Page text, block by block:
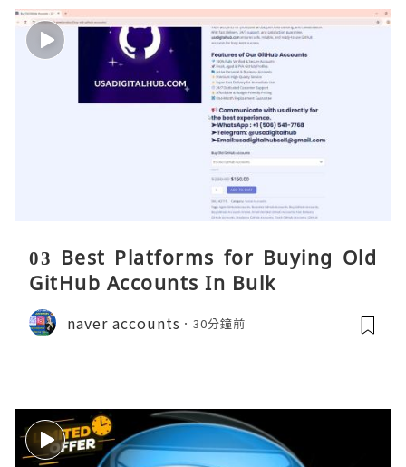
03 Best Platforms for Buying Old
GitHub Accounts In Bulk
naver accounts 30分鐘前